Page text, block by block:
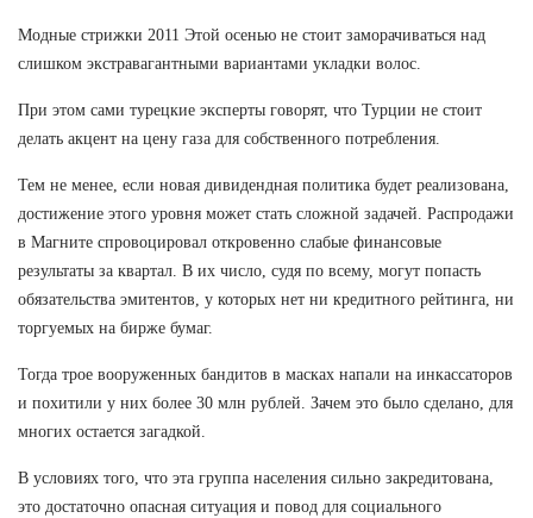
Модные стрижки 2011 Этой осенью не стоит заморачиваться над
слишком экстравагантными вариантами укладки волос.
При этом сами турецкие эксперты говорят, что Турции не стоит
делать акцент на цену газа для собственного потребления.
Тем не менее, если новая дивидендная политика будет реализована,
достижение этого уровня может стать сложной задачей. Распродажи
в Магните спровоцировал откровенно слабые финансовые
результаты за квартал. В их число, судя по всему, могут попасть
обязательства эмитентов, у которых нет ни кредитного рейтинга, ни
торгуемых на бирже бумаг.
Тогда трое вооруженных бандитов в масках напали на инкассаторов
и похитили у них более 30 млн рублей. Зачем это было сделано, для
многих остается загадкой.
В условиях того, что эта группа населения сильно закредитована,
это достаточно опасная ситуация и повод для социального